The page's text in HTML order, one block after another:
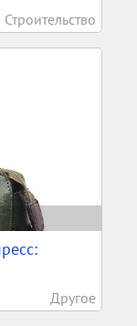
Строительство
Другое